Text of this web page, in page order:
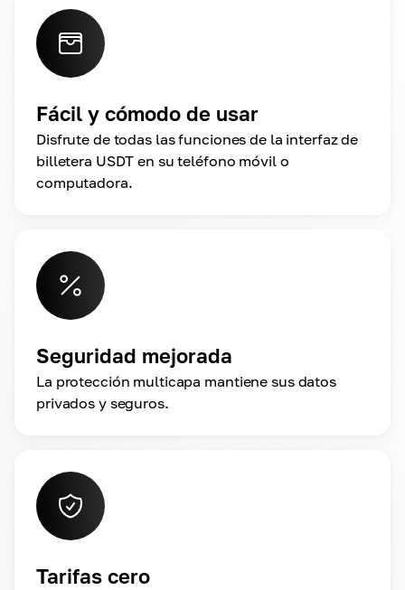
Fácil y cómodo de usar
Disfrute de todas las funciones de la interfaz de
billetera USDT en su teléfono móvil o
computadora.
Seguridad mejorada
La protección multicapa mantiene sus datos
privados y seguros.
Tarifas cero